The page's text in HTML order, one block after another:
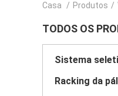
Casa / Produtos /
TODOS OS
Racking da